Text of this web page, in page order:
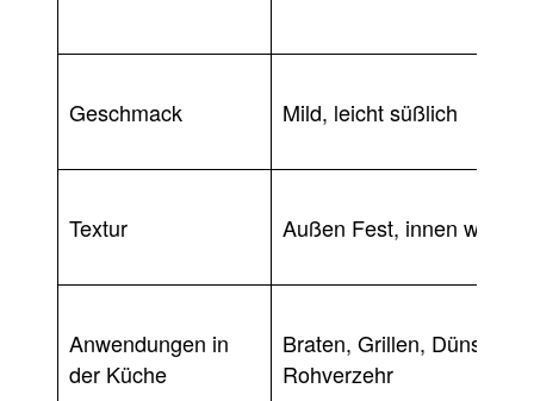
Geschmack Mild, leicht süßlich
Textur Außen Fest, innen weich
Anwendungen in
der Küche
Braten, Grillen, Dünsten,
Rohverzehr